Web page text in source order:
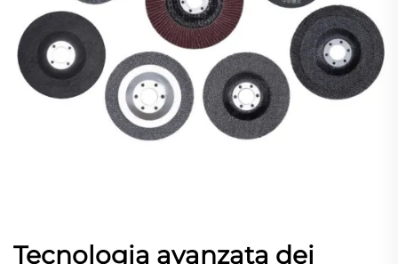
Tecnologia avanzata dei